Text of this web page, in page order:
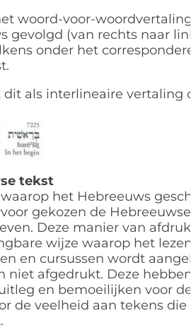
woord-voor-woordvertaling
gevolgd (van rechts naar
onder het
dit als interlineaire vertaling
tekst
het Hebreeuws
gekozen de Hebreeuwse
Deze manier van
wijze waarop het lezen
en cursussen wordt
niet afgedrukt. Deze
en bemoeilijken voor
de veelheid aan tekens die